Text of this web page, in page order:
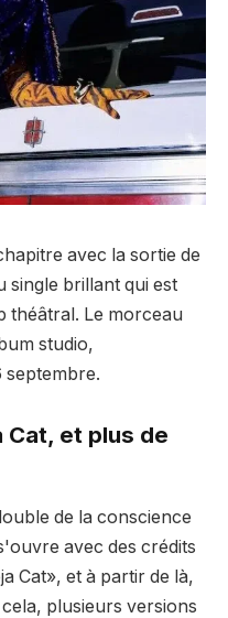
avec la sortie de
single brillant qui est
théâtral. Le morceau
studio,
septembre.
et plus de
de la conscience
avec des crédits
Cat», et à partir de là,
plusieurs versions